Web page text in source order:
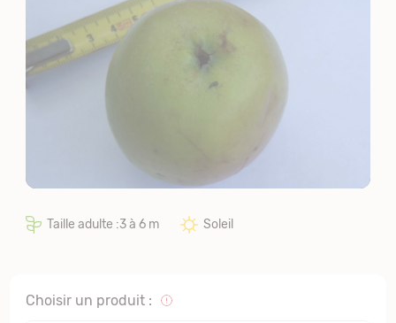
Taille adulte :3 à 6 m Soleil
Choisir un produit :